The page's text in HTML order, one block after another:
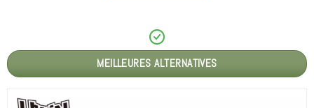
MEILLEURES ALTERNATIVES